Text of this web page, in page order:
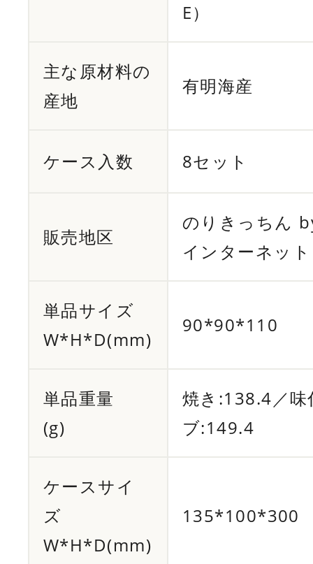
E）
主な原材料の
産地
有明海産
ケース入数 8セット
販売地区
のりきっちん
インターネット
単品サイズ
W*H*D(mm)
90*90*110
単品重量
(g)
焼き:138.4／
ブ:149.4
ケースサイ
ズ
W*H*D(mm)
135*100*300